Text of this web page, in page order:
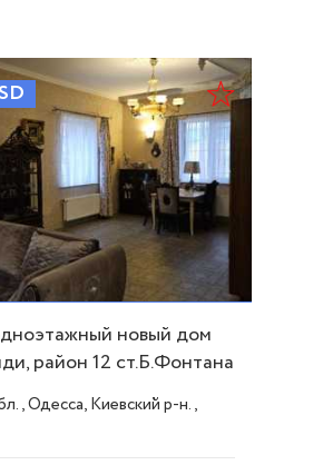
новый дом
район 12 ст.Б.Фонтана
Одесса, Киевский р-н.,